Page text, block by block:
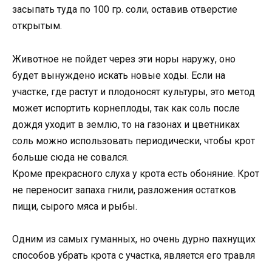
засыпать туда по 100 гр. соли, оставив отверстие
открытым.
Животное не пойдет через эти норы наружу, оно
будет вынуждено искать новые ходы. Если на
участке, где растут и плодоносят культуры, это метод
может испортить корнеплоды, так как соль после
дождя уходит в землю, то на газонах и цветниках
соль можно использовать периодически, чтобы крот
больше сюда не совался.
Кроме прекрасного слуха у крота есть обоняние. Крот
не переносит запаха гнили, разложения остатков
пищи, сырого мяса и рыбы.
Одним из самых гуманных, но очень дурно пахнущих
способов убрать крота с участка, является его травля